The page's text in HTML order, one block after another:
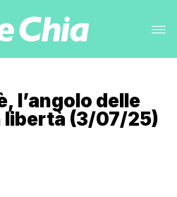
l’angolo delle
libertà (3/07/25)